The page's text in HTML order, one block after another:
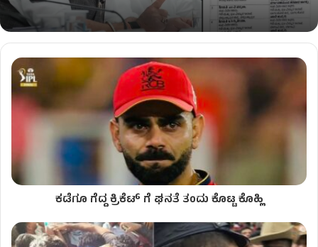
ಕಡೆಗೂ ಗೆದ್ದ ಕ್ರಿಕೆಟ್ ಗೆ ಘನತೆ ತಂದು ಕೊಟ್ಟ ಕೊಹ್ಲಿ